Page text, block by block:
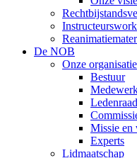
De NOB
Onze organisatie
Bestuur
Ledenraad
Missie en
Experts
Lidmaatschap